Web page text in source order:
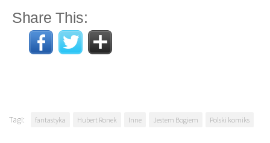
Share This:
Tagi: fantastyka Hubert Ronek Inne Jestem Bogiem Polski komiks